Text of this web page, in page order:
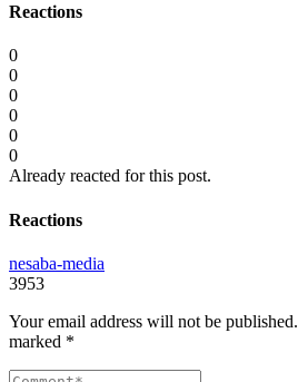
Reactions
0
0
0
0
0
0
Already reacted for this post.
Reactions
nesaba-media
3953
Your email address will not be published.
marked *